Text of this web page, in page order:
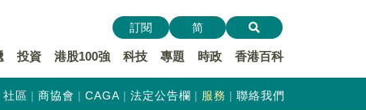
投資 港股100強 科技 專題 時政 香港百科
訂閱 简
社區 商協會 CAGA 法定公告欄 服務 聯絡我們